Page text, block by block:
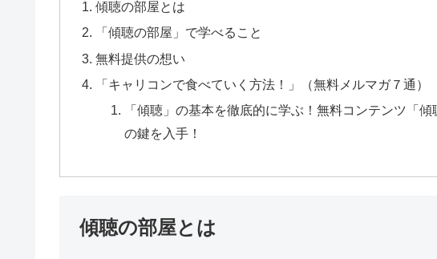
傾聴の部屋とは
「傾聴の部屋」で学べること
無料提供の想い
「キャリコンで食べていく方法！」（無料メルマガ７通）
「傾聴」の基本を徹底的に学ぶ！無料コンテンツ「
の鍵を入手！
傾聴の部屋とは